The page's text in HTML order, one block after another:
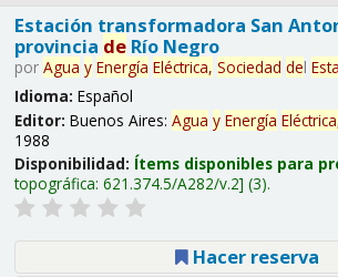
Estación transformadora San
provincia deRío Negro
por Agua y Energía Eléctrica, Sociedad del
Idioma: Español
Editor: Buenos Aires: Agua y Energía
1988
Disponibilidad: Ítems disponibles para
topográfica: 621.374.5/A282/v.2 (3).
Hacer reserva